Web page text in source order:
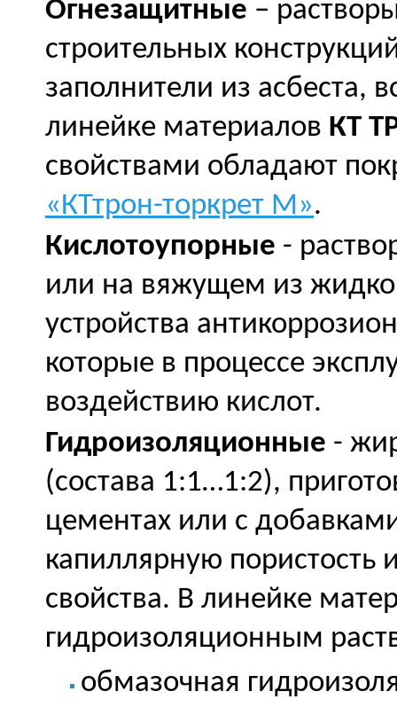
Огнезащитные –
строительных
заполнители из асбеста,
линейке материалов КТ
свойствами обладают
«КТтрон-торкрет М».
Кислотоупорные -
или на вяжущем из
устройства
которые в процессе
воздействию кислот.
Гидроизоляционные -
(состава 1:1…1:2),
цементах или с
капиллярную
свойства. В линейке
гидроизоляционным
обмазочная